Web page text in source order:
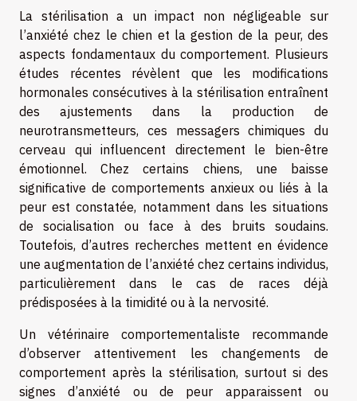
La stérilisation a un impact non négligeable sur
l’anxiété chez le chien et la gestion de la peur, des
aspects fondamentaux du comportement. Plusieurs
études récentes révèlent que les modifications
hormonales consécutives à la stérilisation entraînent
des ajustements dans la production de
neurotransmetteurs, ces messagers chimiques du
cerveau qui influencent directement le bien-être
émotionnel. Chez certains chiens, une baisse
significative de comportements anxieux ou liés à la
peur est constatée, notamment dans les situations
de socialisation ou face à des bruits soudains.
Toutefois, d’autres recherches mettent en évidence
une augmentation de l’anxiété chez certains individus,
particulièrement dans le cas de races déjà
prédisposées à la timidité ou à la nervosité.
Un vétérinaire comportementaliste recommande
d’observer attentivement les changements de
comportement après la stérilisation, surtout si des
signes d’anxiété ou de peur apparaissent ou